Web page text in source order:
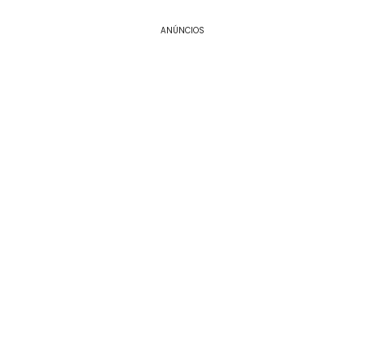
ANÚNCIOS